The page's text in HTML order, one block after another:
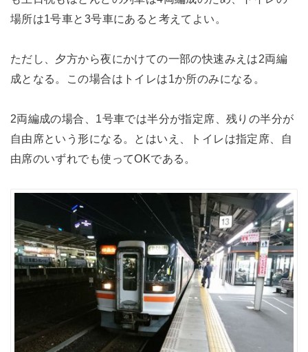
場所は1号車と3号車にあると考えてよい。
ただし、夕方から夜にかけての一部の快速みえは2両編
成となる。この場合はトイレは1か所のみになる。
2両編成の場合、1号車では半分が指定席、残りの半分が
自由席という形になる。とはいえ、トイレは指定席、自
由席のいずれでも使ってOKである。